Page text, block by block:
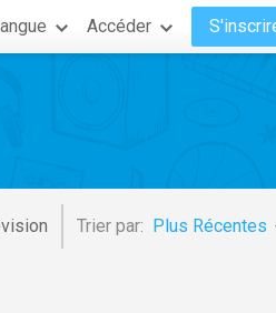
Accéder
Trier par: Plus Récentes